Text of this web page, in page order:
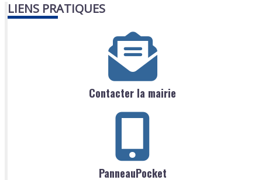
LIENS PRATIQUES
Contacter la mairie
PanneauPocket